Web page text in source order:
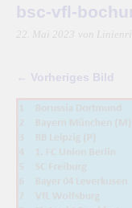
bsc-vfl-
22. Mai 2023 von
← Vorheriges Bild